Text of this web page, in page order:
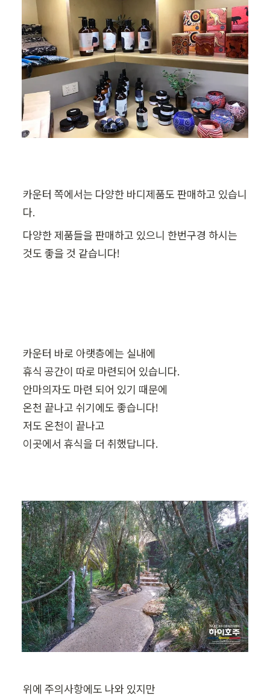
카운터 쪽에서는 다양한 바디제품도 판매하고 있습니
다.
다양한 제품들을 판매하고 있으니 한번구경 하시는
것도 좋을 것 같습니다!
카운터 바로 아랫층에는 실내에
휴식 공간이 따로 마련되어 있습니다.
안마의자도 마련 되어 있기 때문에
온천 끝나고 쉬기에도 좋습니다!
저도 온천이 끝나고
이곳에서 휴식을 더 취했답니다.
위에 주의사항에도 나와 있지만